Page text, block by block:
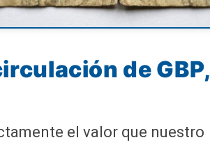
de GBP,
el valor que nuestro